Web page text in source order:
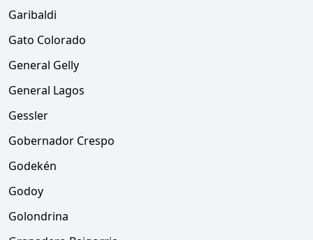
Garibaldi
Gato Colorado
General Gelly
General Lagos
Gessler
Gobernador Crespo
Godekén
Godoy
Golondrina